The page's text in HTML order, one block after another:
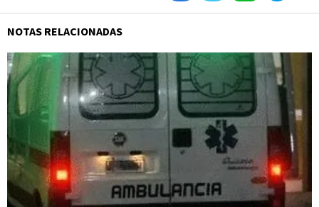
NOTAS RELACIONADAS